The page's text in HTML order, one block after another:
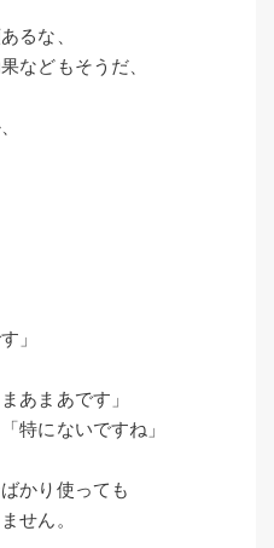
るな、
などもそうだ、
」
あまあです」
特にないですね」
かり使っても
せん。